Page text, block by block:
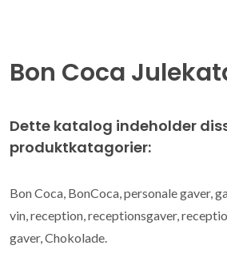
Bon Coca
Dette katalog indeholder
produktkatagorier:
Bon Coca, BonCoca, personale gaver,
vin, reception, receptionsgaver,
gaver, Chokolade.